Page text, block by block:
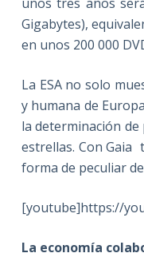
Gigabytes),
en unos 200 000
La ESA no solo
y humana de
la determinación
estrellas. Con Gaia
forma de peculiar
[youtube]https://
La economía